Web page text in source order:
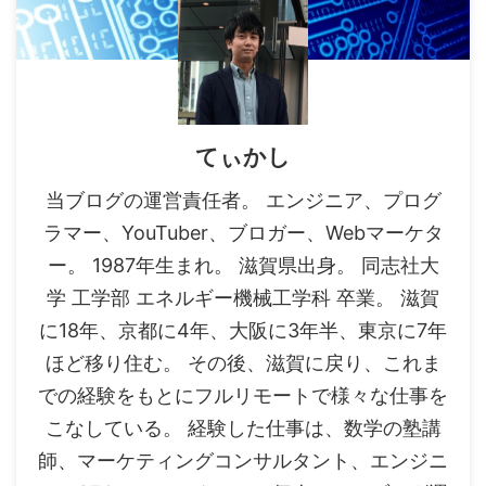
てぃかし
当ブログの運営責任者。 エンジニア、プログ
ラマー、YouTuber、ブロガー、Webマーケタ
ー。 1987年生まれ。 滋賀県出身。 同志社大
学 工学部 エネルギー機械工学科 卒業。 滋賀
に18年、京都に4年、大阪に3年半、東京に7年
ほど移り住む。 その後、滋賀に戻り、これま
での経験をもとにフルリモートで様々な仕事を
こなしている。 経験した仕事は、数学の塾講
師、マーケティングコンサルタント、エンジニ